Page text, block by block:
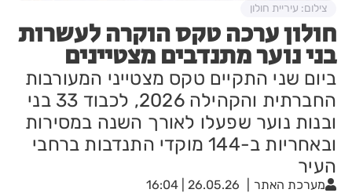
חולון ערכה טקס הוקרה לעשרות
בני נוער מתנדבים מצטיינים
ביום שני התקיים טקס מצטייני המעורבות
החברתית והקהילה 2026, לכבוד 33 בני
ובנות נוער שפעלו לאורך השנה במסירות
ובאחריות ב-144 מוקדי התנדבות ברחבי
העיר
מערכת האתר 26.05.26 | 16:04
צילום: עיריית חולון